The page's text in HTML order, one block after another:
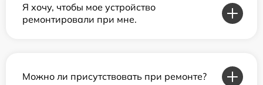
Я хочу, чтобы мое устройство
ремонтировали при мне.
Можно ли присутствовать при ремонте?